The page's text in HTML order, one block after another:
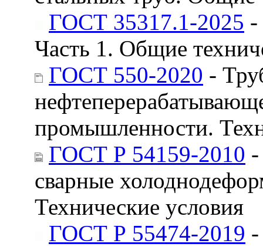
ГОСТ 35317.1-2025 -
Часть 1. Общие
ГОСТ 550-2020 -
промышленности.
ГОСТ Р 54159-2010
сварные
Технические условия
ГОСТ Р 55474-2019